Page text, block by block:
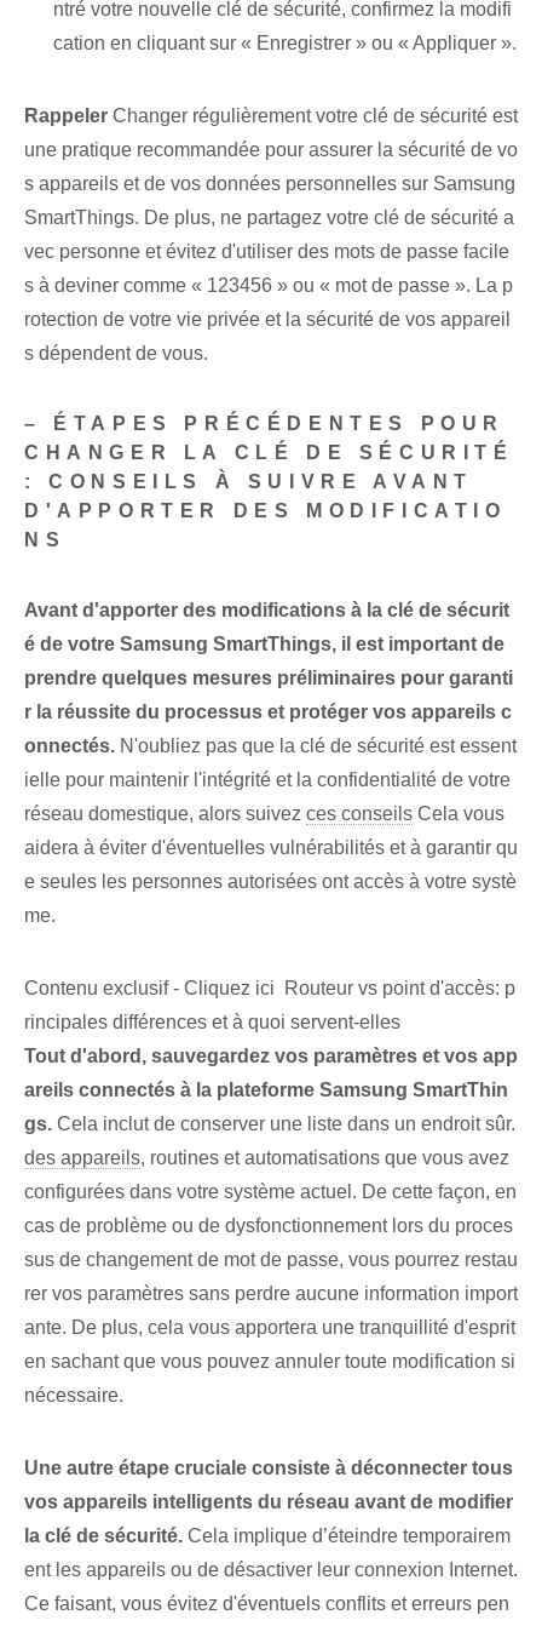
ntré votre nouvelle clé de sécurité, confirmez la modifi
cation en cliquant sur « Enregistrer » ou « Appliquer ».
Rappeler Changer régulièrement votre clé de sécurité est
une pratique recommandée pour assurer la sécurité de vo
s appareils et de vos données personnelles sur Samsung
SmartThings. De plus, ne partagez votre clé de sécurité a
vec personne et évitez d'utiliser des mots de passe facile
s à deviner comme « 123456 » ⁢ou​ « mot de passe ». La p
rotection de votre vie privée et la sécurité de vos appareil
s dépendent de vous.
– ÉTAPES PRÉCÉDENTES POUR
CHANGER LA CLÉ DE SÉCURITÉ
: CONSEILS‌ À SUIVRE AVANT
D'APPORTER DES MODIFICATIO
NS
Avant d'apporter des modifications à la clé de sécurit
é de votre Samsung SmartThings, il est important de
prendre quelques mesures préliminaires pour garanti
r la réussite du processus et protéger vos appareils c
onnectés. N'oubliez pas que la clé de sécurité est essent
ielle pour maintenir l'intégrité et la confidentialité de votre
réseau domestique, alors suivez ces conseils Cela vous
aidera à éviter d'éventuelles vulnérabilités et à garantir qu
e seules les personnes autorisées ont accès à votre systè
me.
Contenu exclusif - Cliquez ici Routeur vs point d'accès: p
rincipales différences et à quoi servent-elles
Tout d'abord, sauvegardez vos paramètres et vos app
areils connectés à la plateforme Samsung SmartThin
gs. Cela inclut de conserver une liste dans un endroit sûr.
des appareils, routines et automatisations que vous avez
configurées dans votre système actuel. ⁤De cette façon, en
cas de problème ou de dysfonctionnement lors du proces
sus de changement de mot de passe, vous pourrez restau
rer vos paramètres sans perdre aucune information import
ante. De plus, cela vous apportera une tranquillité d'esprit
en sachant que vous pouvez annuler toute modification si
nécessaire.
Une autre étape cruciale consiste à déconnecter tous
vos appareils intelligents du réseau avant de modifier
la clé de sécurité. Cela implique d’éteindre temporairem
ent les appareils ou de désactiver leur connexion Internet.
Ce faisant, vous évitez d'éventuels conflits et erreurs pen